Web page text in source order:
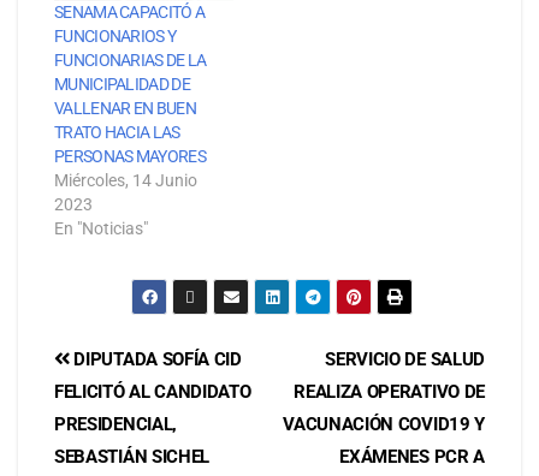
SENAMA CAPACITÓ A
FUNCIONARIOS Y
FUNCIONARIAS DE LA
MUNICIPALIDAD DE
VALLENAR EN BUEN
TRATO HACIA LAS
PERSONAS MAYORES
Miércoles, 14 Junio
2023
En "Noticias"
SERVICIO DE SALUD
REALIZA OPERATIVO DE
VACUNACIÓN COVID19 Y
EXÁMENES PCR A
DIPUTADA SOFÍA CID
FELICITÓ AL CANDIDATO
PRESIDENCIAL,
SEBASTIÁN SICHEL